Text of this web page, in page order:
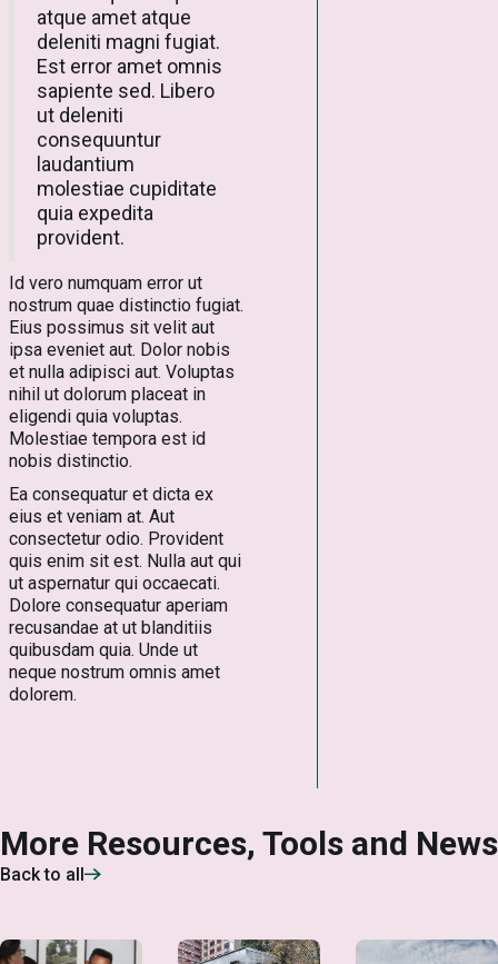
atque amet atque
deleniti magni fugiat.
Est error amet omnis
sapiente sed. Libero
ut deleniti
consequuntur
laudantium
molestiae cupiditate
quia expedita
provident.
Id vero numquam error ut
nostrum quae distinctio fugiat.
Eius possimus sit velit aut
ipsa eveniet aut. Dolor nobis
et nulla adipisci aut. Voluptas
nihil ut dolorum placeat in
eligendi quia voluptas.
Molestiae tempora est id
nobis distinctio.
Ea consequatur et dicta ex
eius et veniam at. Aut
consectetur odio. Provident
quis enim sit est. Nulla aut qui
ut aspernatur qui occaecati.
Dolore consequatur aperiam
recusandae at ut blanditiis
quibusdam quia. Unde ut
neque nostrum omnis amet
dolorem.
More Resources, Tools and News
Back to all